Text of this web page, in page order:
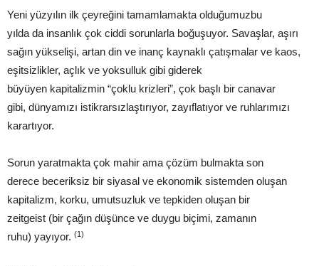
Yeni yüzyılın ilk çeyreğini tamamlamakta olduğumuzbu
yılda da insanlık çok ciddi sorunlarla boğuşuyor. Savaşlar, aşırı
sağın yükselişi, artan din ve inanç kaynaklı çatışmalar ve kaos,
eşitsizlikler, açlık ve yoksulluk gibi giderek
büyüyen kapitalizmin “çoklu krizleri”, çok başlı bir canavar
gibi, dünyamızı istikrarsızlaştırıyor, zayıflatıyor ve ruhlarımızı
karartıyor.
Sorun yaratmakta çok mahir ama çözüm bulmakta son
derece beceriksiz bir siyasal ve ekonomik sistemden oluşan
kapitalizm, korku, umutsuzluk ve tepkiden oluşan bir
zeitgeist (bir çağın düşünce ve duygu biçimi, zamanın
ruhu) yayıyor. (1)